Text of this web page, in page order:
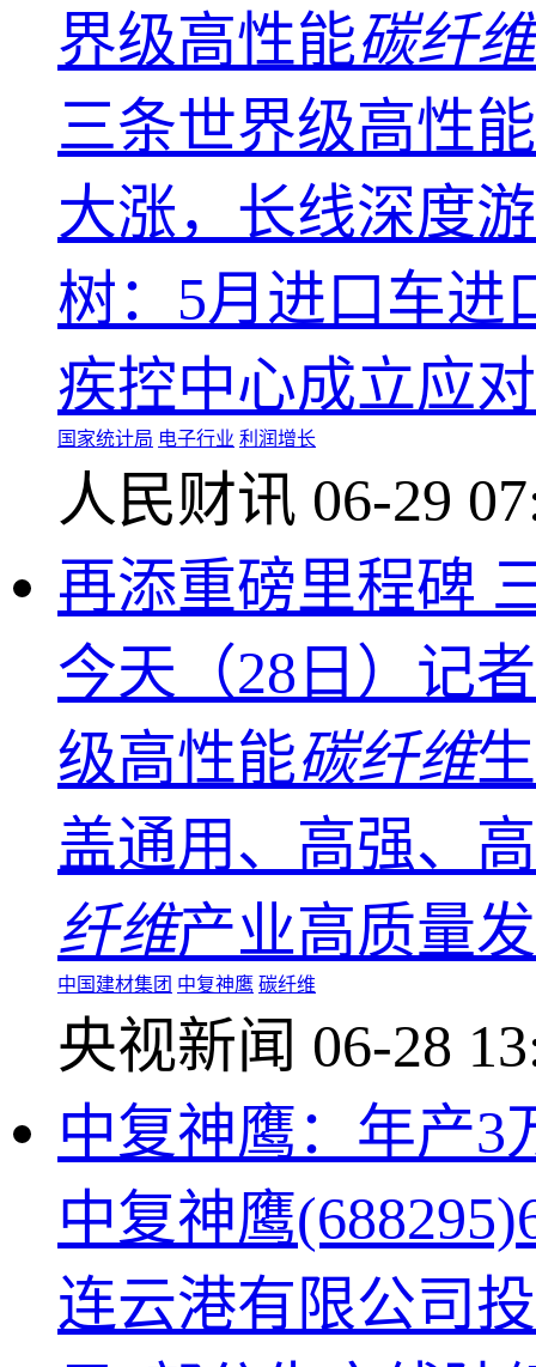
界级高性能碳纤维
三条世界级高性能
大涨，长线深度
树：5月进口车进
疾控中心成立应
国家统计局 电子行业 利润增长
人民财讯 06-29
再添重磅里程碑
今天（28日）记
级高性能碳纤维
盖通用、高强、
纤维产业高质量
中国建材集团 中复神鹰 碳纤维
央视新闻 06-28
中复神鹰：年产3
中复神鹰
连云港有限公司